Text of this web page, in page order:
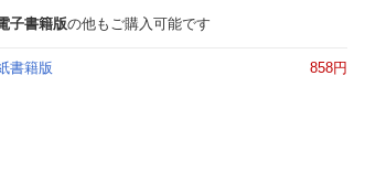
子書籍版の他もご購入可能です
書籍版 858円